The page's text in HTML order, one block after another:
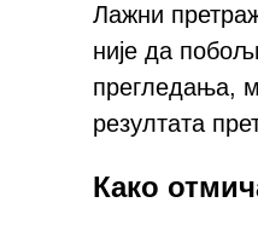
Лажни
није да
прегледања,
резултата
Како